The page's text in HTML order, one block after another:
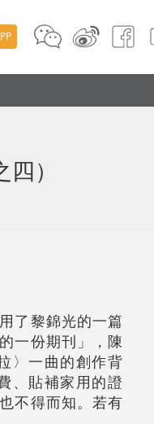
）
了黎錦光的一篇
一份期刊」，陳
〉一曲的創作背
、貼補家用的證
不得而知。若有